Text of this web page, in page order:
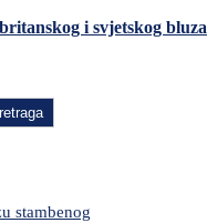
i svjetskog bluza
stambenog